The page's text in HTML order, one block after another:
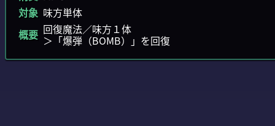
対象 味方単体
概要 回復魔法／味方１体
＞「爆弾（BOMB）」を回復